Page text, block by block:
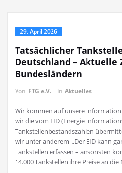
29. April 2026
Tatsächlicher
Deutschland – Aktuelle
Bundesländern
Von FTG e.V. in Aktuelles
Wir kommen auf unsere
wir die vom EID (Energie
Tankstellenbestandszahlen
wir unter anderem: „Der EID kann
Tankstellen erfassen – ansonsten
14.000 Tankstellen ihre Preise an die